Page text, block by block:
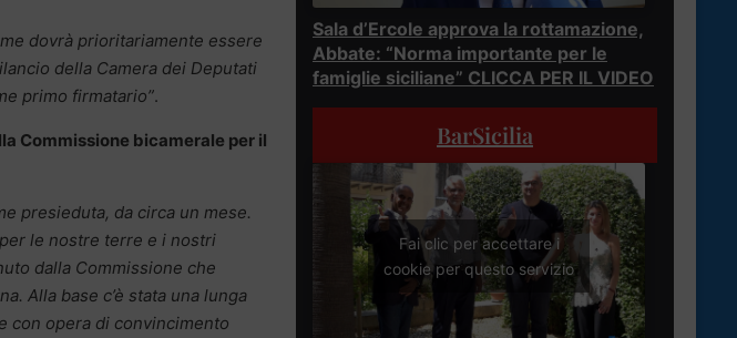
dovrà prioritariamente essere
della Camera dei Deputati
primo firmatario”.
Commissione bicamerale per il
presieduta, da circa un mese.
le nostre terre e i nostri
dalla Commissione che
Alla base c’è stata una lunga
con opera di convincimento
Sala d’Ercole approva la rottamazione,
Abbate: “Norma importante per le
famiglie siciliane” CLICCA PER IL VIDEO
BarSicilia
Fai clic per accettare i
cookie per questo servizio